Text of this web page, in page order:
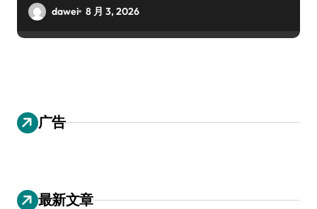
dawei 8 月 3, 2026
广告
最新文章